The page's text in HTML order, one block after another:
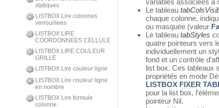
statiques
LISTBOX Lire colonnes
verrouillees
LISTBOX LIRE
COORDONNEES CELLULE
LISTBOX LIRE COULEUR
GRILLE
LISTBOX Lire couleur ligne
LISTBOX Lire couleur ligne
en nombre
LISTBOX Lire formule
colonne
variables associées à
Le tableau
chaque colonne,
ou masquée (valeur
Le tableau tabStyles
quatre pointeurs vers
individuellement un
fond et un contrôle
list box. Ces tableaux
propriétés en mode
LISTBOX FIXER
pour la list box,
pointeur Nil.